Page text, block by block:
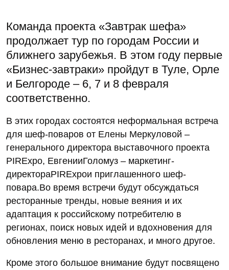
Команда проекта «Завтрак шефа»
продолжает тур по городам России и
ближнего зарубежья. В этом году первые
«Бизнес-завтраки» пройдут в Туле, Орле
и Белгороде – 6, 7 и 8 февраля
соответственно.
В этих городах состоятся неформальная встреча
для шеф-поваров от Елены Меркуловой –
генерального директора выставочного проекта
PIRExpo, ЕвгенииГоломуз – маркетинг-
директораPIRExpoи приглашенного шеф-
повара.Во время встречи будут обсуждаться
ресторанные тренды, новые веяния и их
адаптация к российскому потребителю в
регионах, поиск новых идей и вдохновения для
обновления меню в ресторанах, и много другое.
Кроме этого большое внимание будут посвящено